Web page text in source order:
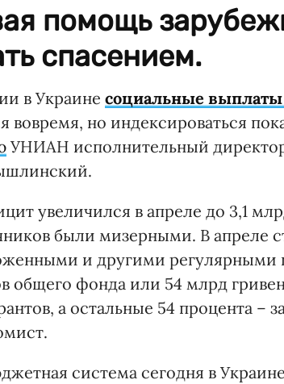
помощь
спасением.
в Украине социальные
вовремя, но индексироваться
УНИАН исполнительный
увеличился в апреле до 3,1
были мизерными. В апреле
и другими регулярными
общего фонда или 54 млрд
а остальные 54 процента –
система сегодня в